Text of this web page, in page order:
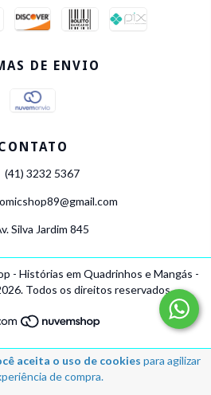
aceita o uso de cookies para agilizar
de compra.
DE ENVIO
(41) 3232 5367
Silva Jardim 845
- Histórias em Quadrinhos e Mangás -
Todos os direitos reservados.